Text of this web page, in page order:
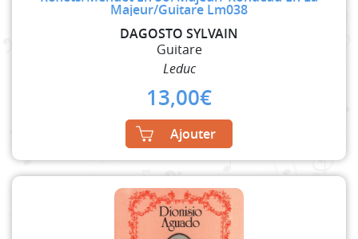
Majeur/Guitare Lm038
DAGOSTO SYLVAIN
Guitare
Leduc
13,00€
Ajouter